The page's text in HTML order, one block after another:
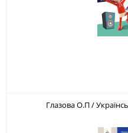
Глазова О.П /